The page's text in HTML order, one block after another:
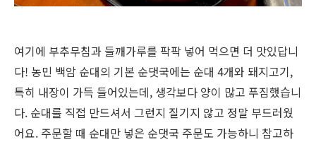
여기에 부추무침과 들깨가루를 팍팍 넣어 먹으면 더 맛있답니
다! 농민 백암 순대의 기본 순댓국에는 순대 4개와 돼지고기,
특히 내장이 가득 들어있는데, 생각보다 양이 많고 푸짐했습니
다. 순대를 직접 만드셔서 그런지 질기지 않고 정말 부드러웠
어요. 주문할 때 순대만 넣은 순댓국 주문도 가능하니 참고하